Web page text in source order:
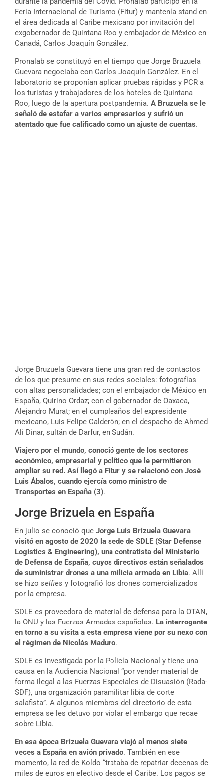
Feria Internacional de Turismo (Fitur) y mantenía stand en
el área dedicada al Caribe mexicano por invitación del
exgobernador de Quintana Roo y embajador de México en
Canadá, Carlos Joaquín González.
Pronalab se constituyó en el tiempo que Jorge Bruzuela
Guevara negociaba con Carlos Joaquín González. En el
laboratorio se proponían aplicar pruebas rápidas y PCR a
los turistas y trabajadores de los hoteles de Quintana
Roo, luego de la apertura postpandemia. A Bruzuela se le
señaló de estafar a varios empresarios y sufrió un
atentado que fue calificado como un ajuste de cuentas.
Jorge Bruzuela Guevara tiene una gran red de contactos
de los que presume en sus redes sociales: fotografías
con altas personalidades; con el embajador de México en
España, Quirino Ordaz; con el gobernador de Oaxaca,
Alejandro Murat; en el cumpleaños del expresidente
mexicano, Luis Felipe Calderón; en el despacho de Ahmed
Ali Dinar, sultán de Darfur, en Sudán.
Viajero por el mundo, conoció gente de los sectores
económico, empresarial y político que le permitieron
ampliar su red. Así llegó a Fitur y se relacionó con José
Luis Ábalos, cuando ejercía como ministro de
Transportes en España (3).
Jorge Brizuela en España
En julio se conoció que Jorge Luis Brizuela Guevara
visitó en agosto de 2020 la sede de SDLE (Star Defense
Logistics & Engineering), una contratista del Ministerio
de Defensa de España, cuyos directivos están señalados
de suministrar drones a una milicia armada en Libia. Allí
se hizo selfies y fotografió los drones comercializados
por la empresa.
SDLE es proveedora de material de defensa para la OTAN,
la ONU y las Fuerzas Armadas españolas. La interrogante
en torno a su visita a esta empresa viene por su nexo con
el régimen de Nicolás Maduro.
SDLE es investigada por la Policía Nacional y tiene una
causa en la Audiencia Nacional “por vender material de
forma ilegal a las Fuerzas Especiales de Disuasión (Rada-
SDF), una organización paramilitar libia de corte
salafista”. A algunos miembros del directorio de esta
empresa se les detuvo por violar el embargo que recae
sobre Libia.
En esa época Brizuela Guevara viajó al menos siete
veces a España en avión privado. También en ese
momento, la red de Koldo “trataba de repatriar decenas de
miles de euros en efectivo desde el Caribe. Los pagos se